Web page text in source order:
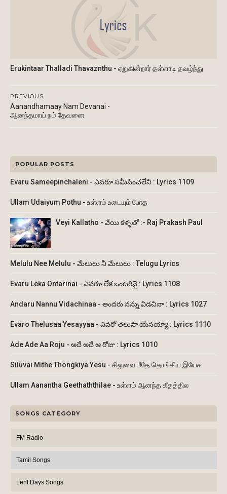
Erukintaar Thalladi Thavaznthu - ஏறுகின்றார் தள்ளாடி தவழ்ந்து
PREVIOUS
Aanandhamaay Nam Devanai -
ஆனந்தமாய் நம் தேவனை
POPULAR POSTS
Evaru Sameepinchaleni - ఎవరూ సమీపించలేని : Lyrics 1109
Ullam Udaiyum Pothu - உள்ளம் உடையும் போத
Veyi Kallatho - వేయి కళ్ళతో :- Raj Prakash Paul
Melulu Nee Melulu - మేలులు నీ మేలులు : Telugu Lyrics
Evaru Leka Ontarinai - ఎవరూ లేక ఒంటరినై : Lyrics 1108
Andaru Nannu Vidachinaa - అందరు నన్ను విడచినా : Lyrics 1027
Evaro Thelusaa Yesayyaa - ఎవరో తెలుసా యేసయ్యా : Lyrics 1110
Ade Ade Aa Roju - అదే అదే ఆ రోజు : Lyrics 1010
Siluvai Mithe Thongkiya Yesu - சிலுவை மீதே தொங்கிய இயேச
Ullam Aanantha Geethaththilae - உள்ளம் ஆனந்த கீதத்தில
SONGS CATEGORY
FM Radio
Tamil Songs
Lent Days Songs